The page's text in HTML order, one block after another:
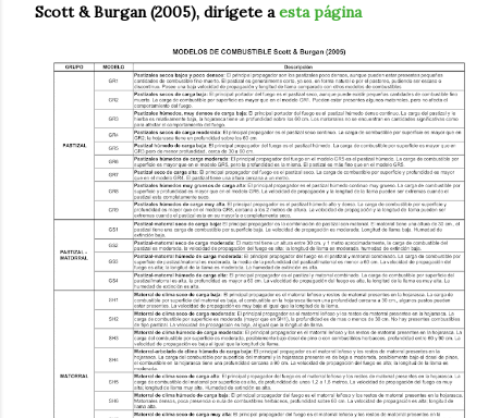
Scott & Burgan (2005), dirígete aesta página